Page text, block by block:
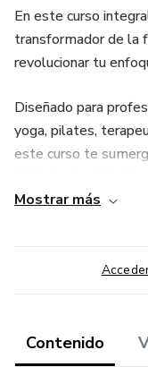
En este curso
transformador de la
revolucionar tu
Diseñado para
yoga, pilates,
este curso te
aspecto de nuestro
¿Qué aprenderás?
-Fundamentos de la
Mostrar más
Contenido